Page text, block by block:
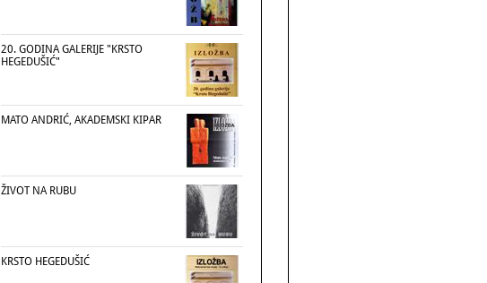
20. GODINA GALERIJE "KRSTO
HEGEDUŠIĆ"
MATO ANDRIĆ, AKADEMSKI KIPAR
ŽIVOT NA RUBU
KRSTO HEGEDUŠIĆ